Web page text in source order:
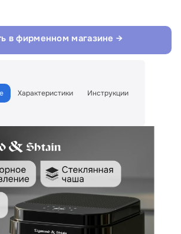
в фирменном магазине →
Характеристики Инструкции